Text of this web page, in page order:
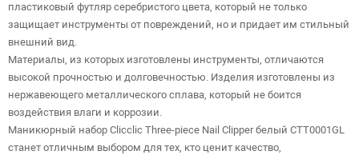
пластиковый футляр серебристого цвета, который не только
защищает инструменты от повреждений, но и придает им стильный
внешний вид.
Материалы, из которых изготовлены инструменты, отличаются
высокой прочностью и долговечностью. Изделия изготовлены из
нержавеющего металлического сплава, который не боится
воздействия влаги и коррозии.
Маникюрный набор Clicclic Three-piece Nail Clipper белый CTT0001GL
станет отличным выбором для тех, кто ценит качество,